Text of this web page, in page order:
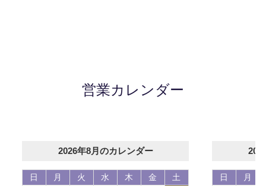
営業カレンダー
2026年8月のカレンダー
日 月 火 水 木 金
土
日 月